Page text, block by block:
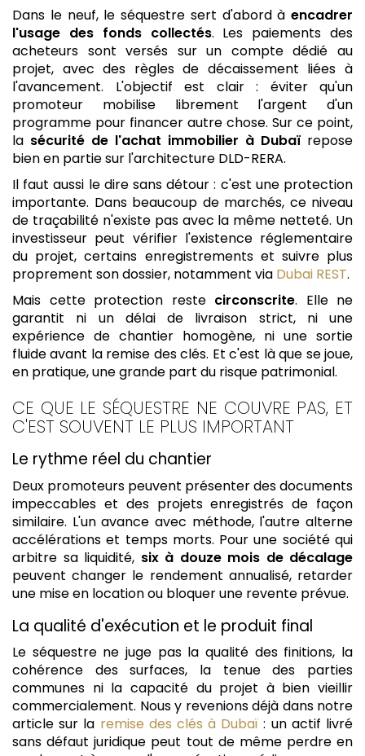
Dans le neuf, le séquestre sert d'abord à encadrer
l'usage des fonds collectés. Les paiements des
acheteurs sont versés sur un compte dédié au
projet, avec des règles de décaissement liées à
l'avancement. L'objectif est clair : éviter qu'un
promoteur mobilise librement l'argent d'un
programme pour financer autre chose. Sur ce point,
la sécurité de l'achat immobilier à Dubaïrepose
bien en partie sur l'architecture DLD-RERA.
Il faut aussi le dire sans détour : c'est une protection
importante. Dans beaucoup de marchés, ce niveau
de traçabilité n'existe pas avec la même netteté. Un
investisseur peut vérifier l'existence réglementaire
du projet, certains enregistrements et suivre plus
proprement son dossier, notamment via Dubai REST.
Mais cette protection reste circonscrite. Elle ne
garantit ni un délai de livraison strict, ni une
expérience de chantier homogène, ni une sortie
fluide avant la remise des clés. Et c'est là que se joue,
en pratique, une grande part du risque patrimonial.
CE QUE LE SÉQUESTRE NE COUVRE PAS, ET
C'EST SOUVENT LE PLUS IMPORTANT
Le rythme réel du chantier
Deux promoteurs peuvent présenter des documents
impeccables et des projets enregistrés de façon
similaire. L'un avance avec méthode, l'autre alterne
accélérations et temps morts. Pour une société qui
arbitre sa liquidité, six à douze mois de décalage
peuvent changer le rendement annualisé, retarder
une mise en location ou bloquer une revente prévue.
La qualité d'exécution et le produit final
Le séquestre ne juge pas la qualité des finitions, la
cohérence des surfaces, la tenue des parties
communes ni la capacité du projet à bien vieillir
commercialement. Nous y revenions déjà dans notre
article sur la remise des clés à Dubaï : un actif livré
sans défaut juridique peut tout de même perdre en